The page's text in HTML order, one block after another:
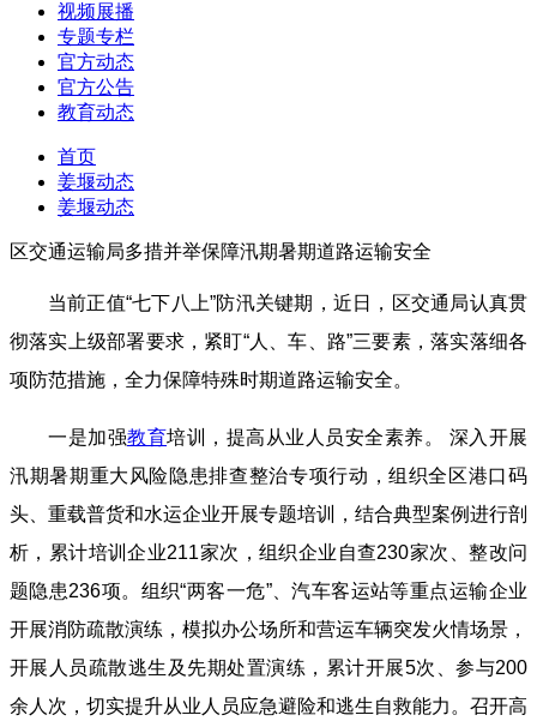
视频展播
专题专栏
官方动态
官方公告
教育动态
首页
姜堰动态
姜堰动态
区交通运输局多措并举保障汛期暑期道路运输安全
当前正值“七下八上”防汛关键期，近日，区交通局认真贯
彻落实上级部署要求，紧盯“人、车、路”三要素，落实落细各
项防范措施，全力保障特殊时期道路运输安全。
一是加强教育培训，提高从业人员安全素养。 深入开展
汛期暑期重大风险隐患排查整治专项行动，组织全区港口码
头、重载普货和水运企业开展专题培训，结合典型案例进行剖
析，累计培训企业211家次，组织企业自查230家次、整改问
题隐患236项。组织“两客一危”、汽车客运站等重点运输企业
开展消防疏散演练，模拟办公场所和营运车辆突发火情场景，
开展人员疏散逃生及先期处置演练，累计开展5次、参与200
余人次，切实提升从业人员应急避险和逃生自救能力。召开高